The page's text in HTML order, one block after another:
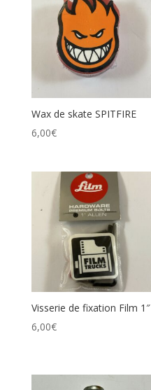
Wax de skate SPITFIRE
6,00€
Visserie de fixation Film 1″
6,00€